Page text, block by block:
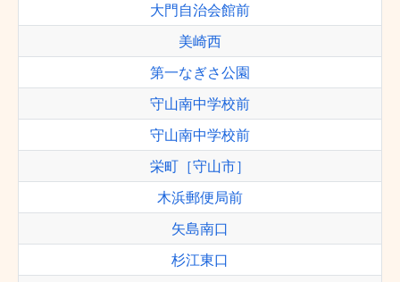
大門自治会館前
美崎西
第一なぎさ公園
守山南中学校前
守山南中学校前
栄町［守山市］
木浜郵便局前
矢島南口
杉江東口